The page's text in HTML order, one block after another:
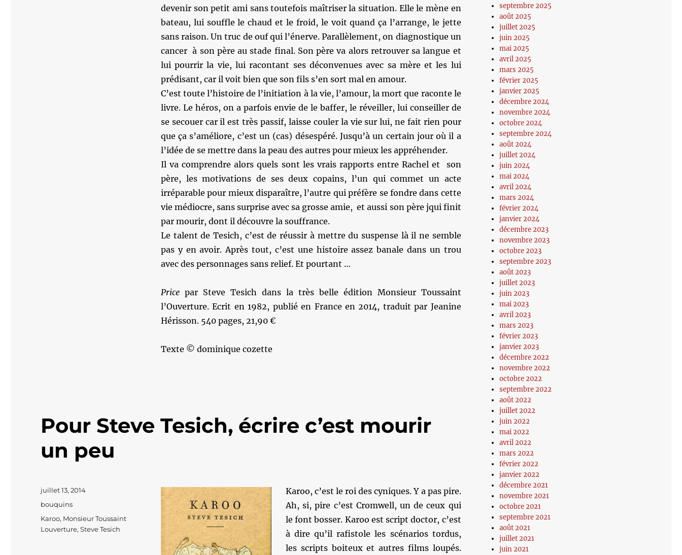
devenir son petit ami sans toutefois maîtriser la situation. Elle le mène en
bateau, lui souffle le chaud et le froid, le voit quand ça l’arrange, le jette
sans raison. Un truc de ouf qui l’énerve. Parallèlement, on diagnostique un
cancer à son père au stade final. Son père va alors retrouver sa langue et
lui pourrir la vie, lui racontant ses déconvenues avec sa mère et les lui
prédisant, car il voit bien que son fils s’en sort mal en amour.
C’est toute l’histoire de l’initiation à la vie, l’amour, la mort que raconte le
livre. Le héros, on a parfois envie de le baffer, le réveiller, lui conseiller de
se secouer car il est très passif, laisse couler la vie sur lui, ne fait rien pour
que ça s’améliore, c’est un (cas) désespéré. Jusqu’à un certain jour où il a
l’idée de se mettre dans la peau des autres pour mieux les appréhender.
Il va comprendre alors quels sont les vrais rapports entre Rachel et son
père, les motivations de ses deux copains, l’un qui commet un acte
irréparable pour mieux disparaître, l’autre qui préfère se fondre dans cette
vie médiocre, sans surprise avec sa grosse amie, et aussi son père jqui finit
par mourir, dont il découvre la souffrance.
Le talent de Tesich, c’est de réussir à mettre du suspense là il ne semble
pas y en avoir. Après tout, c’est une histoire assez banale dans un trou
avec des personnages sans relief. Et pourtant …
Pricepar Steve Tesich dans la très belle édition Monsieur Toussaint
l’Ouverture. Ecrit en 1982, publié en France en 2014, traduit par Jeanine
Hérisson. 540 pages, 21,90 €
Texte © dominique cozette
Pour Steve Tesich, écrire c’est mourir
un peu
Karoo, c’est le roi des cyniques. Y a pas pire.
Ah, si, pire c’est Cromwell, un de ceux qui
le font bosser. Karoo est script doctor, c’est
à dire qu’il rafistole les scénarios tordus,
les scripts boiteux et autres films loupés.
Publié
le
juillet 13, 2014
Catégories
bouquins
Étiquettes
Karoo, Monsieur Toussaint
Louverture,Steve Tesich
septembre 2025
août 2025
juillet 2025
juin 2025
mai 2025
avril 2025
mars 2025
février 2025
janvier 2025
décembre 2024
novembre 2024
octobre 2024
septembre 2024
août 2024
juillet 2024
juin 2024
mai 2024
avril 2024
mars 2024
février 2024
janvier 2024
décembre 2023
novembre 2023
octobre 2023
septembre 2023
août 2023
juillet 2023
juin 2023
mai 2023
avril 2023
mars 2023
février 2023
janvier 2023
décembre 2022
novembre 2022
octobre 2022
septembre 2022
août 2022
juillet 2022
juin 2022
mai 2022
avril 2022
mars 2022
février 2022
janvier 2022
décembre 2021
novembre 2021
octobre 2021
septembre 2021
août 2021
juillet 2021
juin 2021